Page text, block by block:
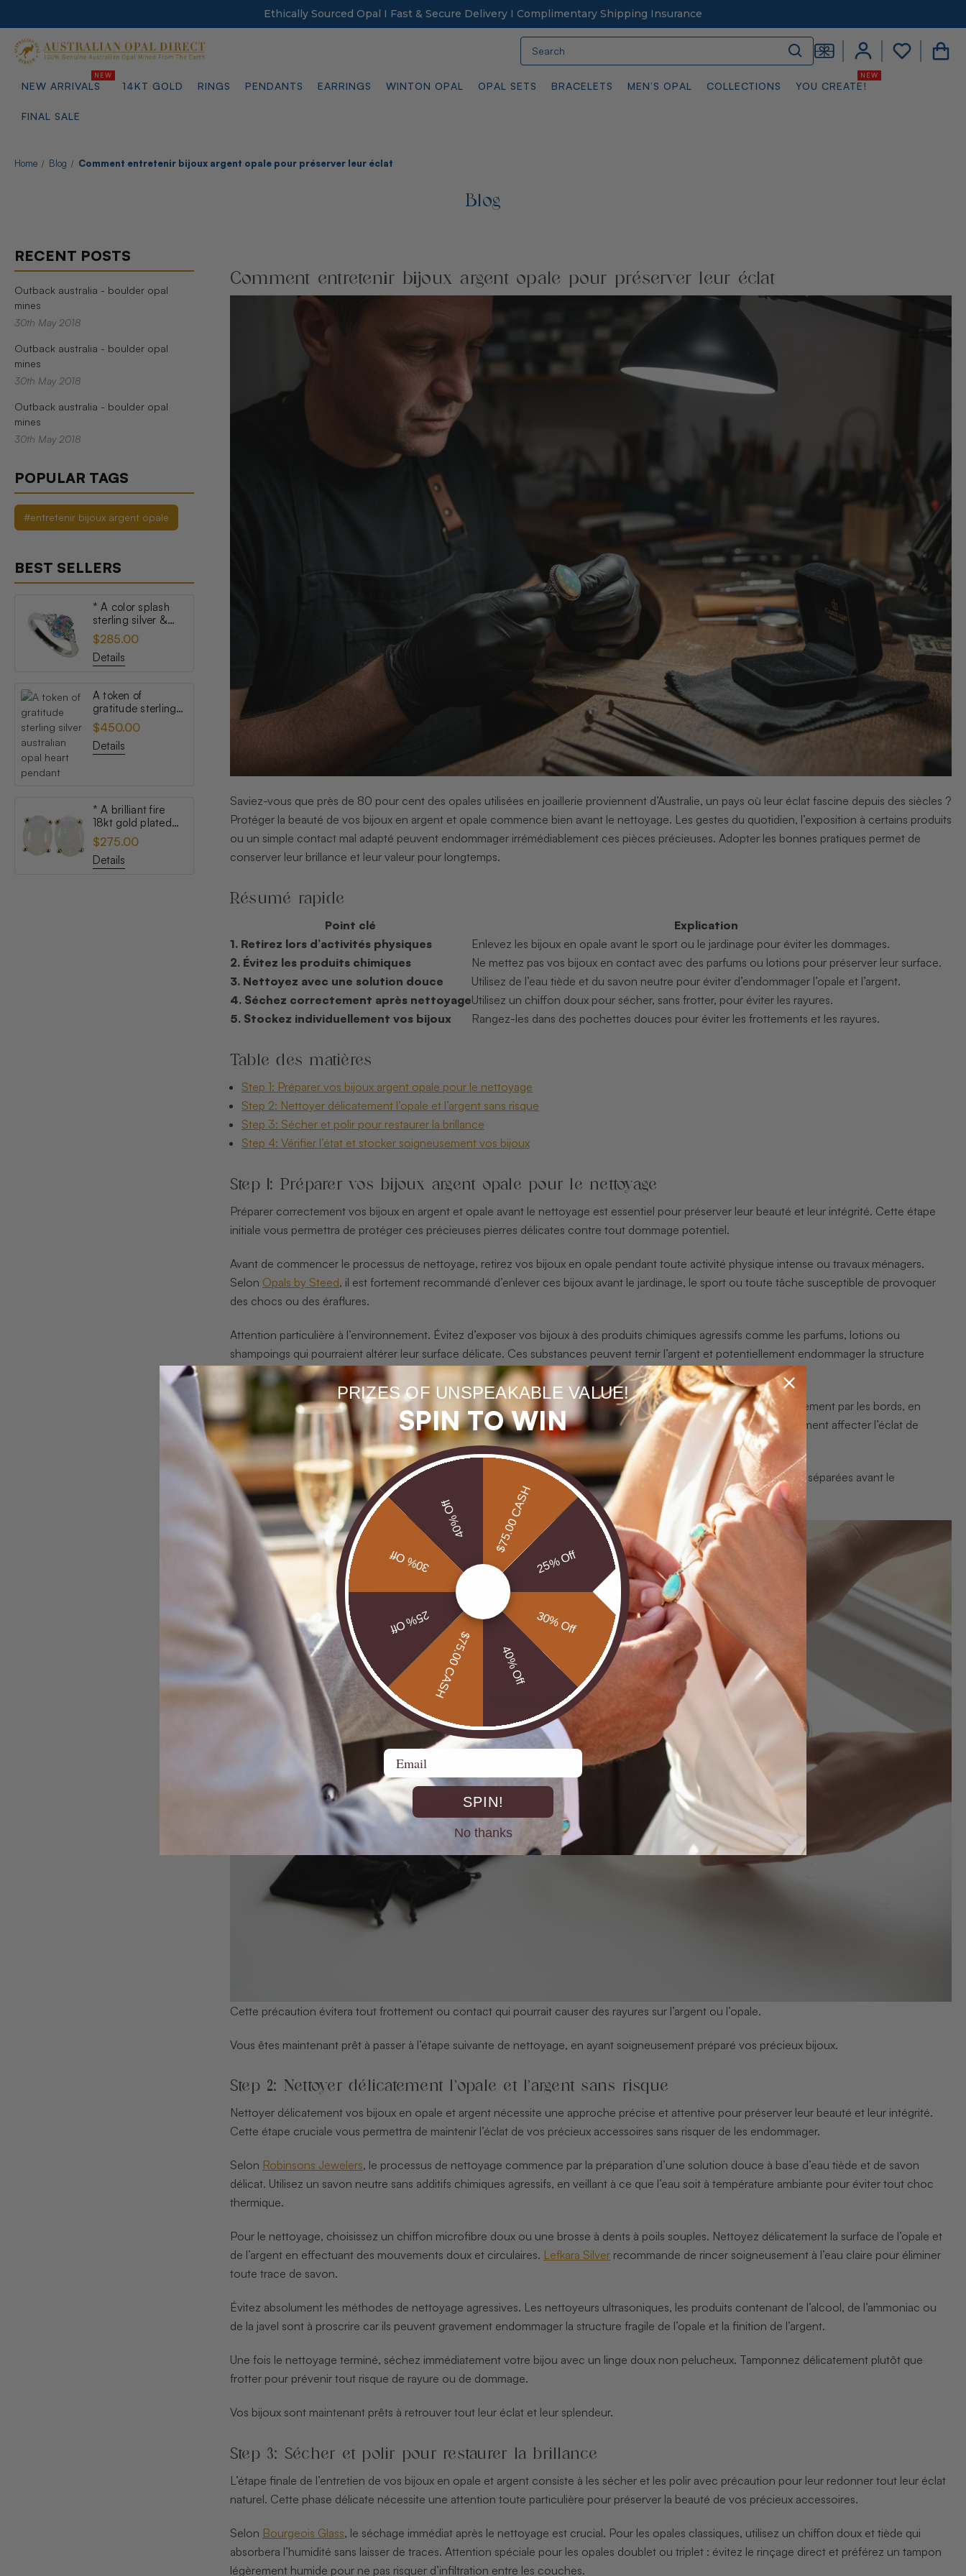
Ethically Sourced Opal I Fast & Secure Delivery I Complimentary Shipping Insurance
NEW ARRIVALS 14KT GOLD RINGS PENDANTS EARRINGS WINTON OPAL OPAL SETS BRACELETS MEN’S OPAL COLLECTIONS YOU CREATE!
FINAL SALE
Home Blog Comment entretenir bijoux argent opale pour préserver leur éclat
Blog
RECENT POSTS
Outback australia - boulder opal
mines
30th May 2018
Outback australia - boulder opal
mines
30th May 2018
Outback australia - boulder opal
mines
30th May 2018
POPULAR TAGS
#entretenir bijoux argent opale
BEST SELLERS
* A color splash
sterling silver &
topaz australian
opal ring
$285.00
Details
A token of
gratitude sterling
silver australian
opal heart pendant
$450.00
Details
* A brilliant fire
18kt gold plated
australian white
opal stud earrings
$275.00
Details
Comment entretenir bijoux argent opale pour préserver leur éclat
Saviez-vous que près de 80 pour cent des opales utilisées en joaillerie proviennent d’Australie, un pays où leur éclat fascine depuis des siècles ?
Protéger la beauté de vos bijoux en argent et opale commence bien avant le nettoyage. Les gestes du quotidien, l’exposition à certains produits
ou un simple contact mal adapté peuvent endommager irrémédiablement ces pièces précieuses. Adopter les bonnes pratiques permet de
conserver leur brillance et leur valeur pour longtemps.
Résumé rapide
Point clé
Explication
1. Retirez lors d’activités physiques
Enlevez les bijoux en opale avant le sport ou le jardinage pour éviter les dommages.
2. Évitez les produits chimiques
Ne mettez pas vos bijoux en contact avec des parfums ou lotions pour préserver leur surface.
3. Nettoyez avec une solution douce
Utilisez de l’eau tiède et du savon neutre pour éviter d’endommager l’opale et l’argent.
4. Séchez correctement après nettoyageUtilisez un chiffon doux pour sécher, sans frotter, pour éviter les rayures.
5. Stockez individuellement vos bijoux
Rangez-les dans des pochettes douces pour éviter les frottements et les rayures.
Table des matières
Step 1: Préparer vos bijoux argent opale pour le nettoyage
Step 2: Nettoyer délicatement l’opale et l’argent sans risque
Step 3: Sécher et polir pour restaurer la brillance
Step 4: Vérifier l’état et stocker soigneusement vos bijoux
Step 1: Préparer vos bijoux argent opale pour le nettoyage
Préparer correctement vos bijoux en argent et opale avant le nettoyage est essentiel pour préserver leur beauté et leur intégrité. Cette étape
initiale vous permettra de protéger ces précieuses pierres délicates contre tout dommage potentiel.
Avant de commencer le processus de nettoyage, retirez vos bijoux en opale pendant toute activité physique intense ou travaux ménagers.
Selon Opals by Steed, il est fortement recommandé d’enlever ces bijoux avant le jardinage, le sport ou toute tâche susceptible de provoquer
des chocs ou des éraflures.
Attention particulière à l’environnement. Évitez d’exposer vos bijoux à des produits chimiques agressifs comme les parfums, lotions ou
shampoings qui pourraient altérer leur surface délicate. Ces substances peuvent ternir l’argent et potentiellement endommager la structure
fragile de l’opale.
Pour manipuler vos bijoux en toute sécurité, utilisez toujours vos mains propres et assurez-vous de les tenir délicatement par les bords, en
évitant de toucher directement la pierre. Les huiles naturelles de votre peau et la transpiration peuvent progressivement affecter l’éclat de
l’opale.
Dernière recommandation cruciale : stockez vos bijoux individuellement dans des pochettes douces ou des boîtes séparées avant le
nettoyage.
Cette précaution évitera tout frottement ou contact qui pourrait causer des rayures sur l’argent ou l’opale.
Vous êtes maintenant prêt à passer à l’étape suivante de nettoyage, en ayant soigneusement préparé vos précieux bijoux.
Step 2: Nettoyer délicatement l’opale et l’argent sans risque
Nettoyer délicatement vos bijoux en opale et argent nécessite une approche précise et attentive pour préserver leur beauté et leur intégrité.
Cette étape cruciale vous permettra de maintenir l’éclat de vos précieux accessoires sans risquer de les endommager.
Selon Robinsons Jewelers, le processus de nettoyage commence par la préparation d’une solution douce à base d’eau tiède et de savon
délicat. Utilisez un savon neutre sans additifs chimiques agressifs, en veillant à ce que l’eau soit à température ambiante pour éviter tout choc
thermique.
Pour le nettoyage, choisissez un chiffon microfibre doux ou une brosse à dents à poils souples. Nettoyez délicatement la surface de l’opale et
de l’argent en effectuant des mouvements doux et circulaires. Lefkara Silverrecommande de rincer soigneusement à l’eau claire pour éliminer
toute trace de savon.
Évitez absolument les méthodes de nettoyage agressives. Les nettoyeurs ultrasoniques, les produits contenant de l’alcool, de l’ammoniac ou
de la javel sont à proscrire car ils peuvent gravement endommager la structure fragile de l’opale et la finition de l’argent.
Une fois le nettoyage terminé, séchez immédiatement votre bijou avec un linge doux non pelucheux. Tamponnez délicatement plutôt que
frotter pour prévenir tout risque de rayure ou de dommage.
Vos bijoux sont maintenant prêts à retrouver tout leur éclat et leur splendeur.
Step 3: Sécher et polir pour restaurer la brillance
L’étape finale de l’entretien de vos bijoux en opale et argent consiste à les sécher et les polir avec précaution pour leur redonner tout leur éclat
naturel. Cette phase délicate nécessite une attention toute particulière pour préserver la beauté de vos précieux accessoires.
Selon Bourgeois Glass, le séchage immédiat après le nettoyage est crucial. Pour les opales classiques, utilisez un chiffon doux et tiède qui
absorbera l’humidité sans laisser de traces. Attention spéciale pour les opales doublet ou triplet : évitez le rinçage direct et préférez un tampon
légèrement humide pour ne pas risquer d’infiltration entre les couches.
PRIZES OF UNSPEAKABLE VALUE!
SPIN TO WIN
$75.00 CASH
25% Off
30% Off
40% Off
$75.00 CASH
25% Off
30% Off
40% Off
Email
SPIN!
No thanks